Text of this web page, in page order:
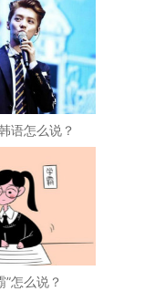
语怎么说？
”怎么说？